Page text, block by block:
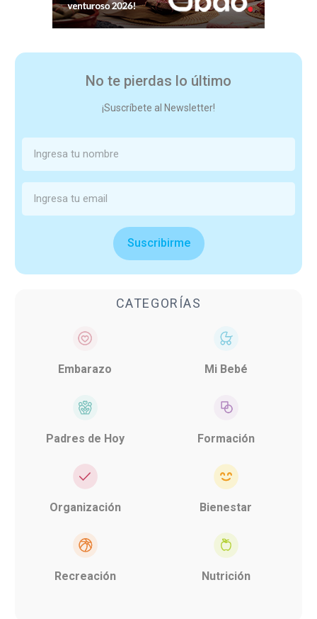
No te pierdas lo último
¡Suscríbete al Newsletter!
Suscribirme
CATEGORÍAS
Embarazo Mi Bebé
Padres de Hoy Formación
Organización Bienestar
Recreación Nutrición